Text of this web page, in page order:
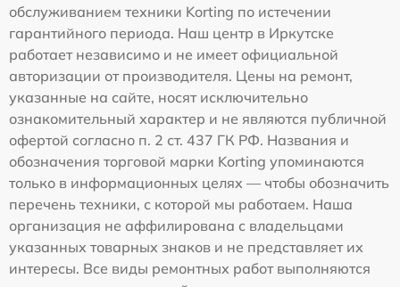
обслуживанием техники Korting по истечении
гарантийного периода. Наш центр в Иркутске
работает независимо и не имеет официальной
авторизации от производителя. Цены на ремонт,
указанные на сайте, носят исключительно
ознакомительный характер и не являются публичной
офертой согласно п. 2 ст. 437 ГК РФ. Названия и
обозначения торговой марки Korting упоминаются
только в информационных целях — чтобы обозначить
перечень техники, с которой мы работаем. Наша
организация не аффилирована с владельцами
указанных товарных знаков и не представляет их
интересы. Все виды ремонтных работ выполняются